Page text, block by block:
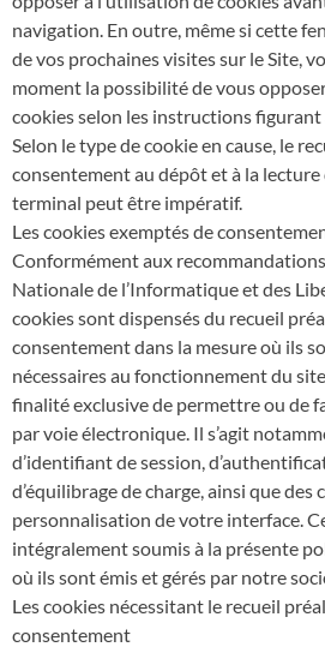
navigation. En outre, même si cette
de vos prochaines visites sur le Site,
moment la possibilité de vous
cookies selon les instructions
Selon le type de cookie en cause, le
consentement au dépôt et à la
terminal peut être impératif.
Les cookies exemptés de
Conformément aux
Nationale de l’Informatique et des
cookies sont dispensés du recueil
consentement dans la mesure où ils
nécessaires au fonctionnement du
finalité exclusive de permettre ou de
par voie électronique. Il s’agit
d’identifiant de session,
d’équilibrage de charge, ainsi que des
personnalisation de votre interface.
intégralement soumis à la présente
où ils sont émis et gérés par notre
Les cookies nécessitant le recueil
consentement